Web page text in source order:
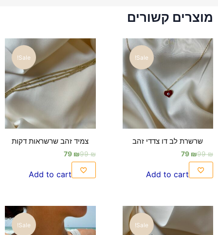
מוצרים קשורים
Sale!
שרשרת לב דו צדדי זהב
99₪
79 ₪
Add to cart
Sale!
צמיד זהב שרשראות דקות
99₪
79 ₪
Add to cart
Sale!
Sale!